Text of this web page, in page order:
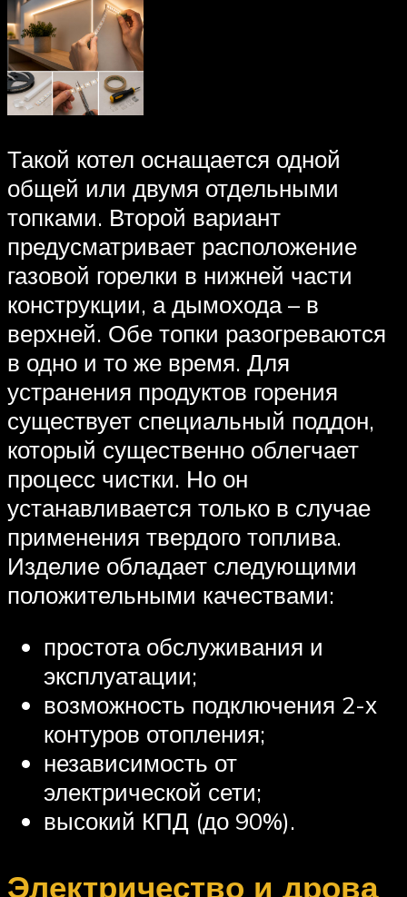
Такой котел оснащается одной
общей или двумя отдельными
топками. Второй вариант
предусматривает расположение
газовой горелки в нижней части
конструкции, а дымохода – в
верхней. Обе топки разогреваются
в одно и то же время. Для
устранения продуктов горения
существует специальный поддон,
который существенно облегчает
процесс чистки. Но он
устанавливается только в случае
применения твердого топлива.
Изделие обладает следующими
положительными качествами:
простота обслуживания и
эксплуатации;
возможность подключения 2-х
контуров отопления;
независимость от
электрической сети;
высокий КПД (до 90%).
Электричество и дрова